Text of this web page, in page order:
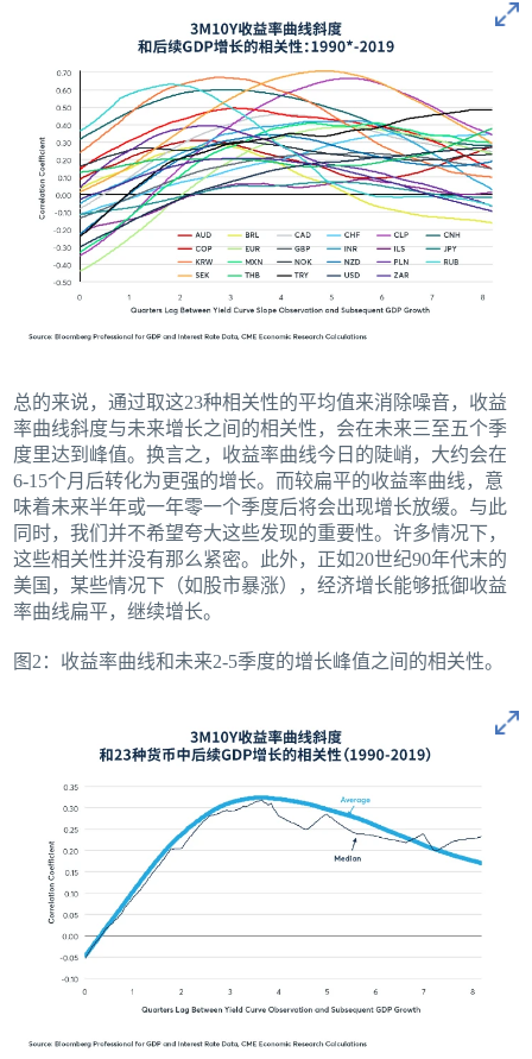
总的来说，通过取这23种相关性的平均值来消除噪音，收益
率曲线斜度与未来增长之间的相关性，会在未来三至五个季
度里达到峰值。换言之，收益率曲线今日的陡峭，大约会在
6‑15个月后转化为更强的增长。而较扁平的收益率曲线，意
味着未来半年或一年零一个季度后将会出现增长放缓。与此
同时，我们并不希望夸大这些发现的重要性。许多情况下，
这些相关性并没有那么紧密。此外，正如20世纪90年代末的
美国，某些情况下（如股市暴涨），经济增长能够抵御收益
率曲线扁平，继续增长。
图2：收益率曲线和未来2‑5季度的增长峰值之间的相关性。